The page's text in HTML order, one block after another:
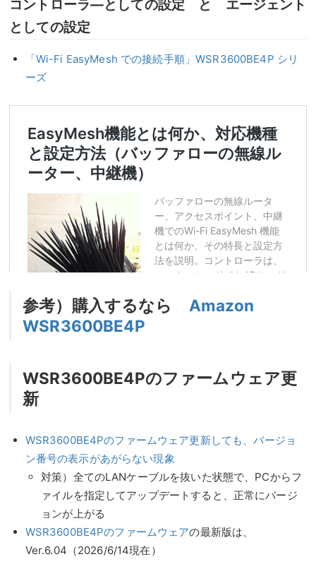
コントローラ―としての設定 と エージェント
としての設定
「Wi-Fi EasyMesh での接続手順」WSR3600BE4P シリ
ーズ
参考）購入するなら Amazon
WSR3600BE4P
WSR3600BE4Pのファームウェア更
新
WSR3600BE4Pのファームウェア更新しても、バージョ
ン番号の表示があがらない現象
対策）全てのLANケーブルを抜いた状態で、PCからフ
ァイルを指定してアップデートすると、正常にバージ
ョンが上がる
WSR3600BE4Pのファームウェアの最新版は、
Ver.6.04（2026/6/14現在）